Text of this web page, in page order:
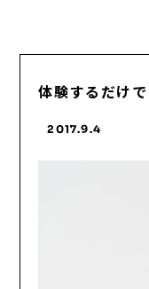
体験するだけ
2017.9.4